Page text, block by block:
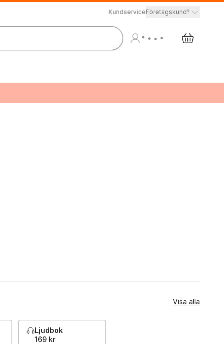
KundserviceFöretagskund?
Visa alla
Ljudbok
169 kr